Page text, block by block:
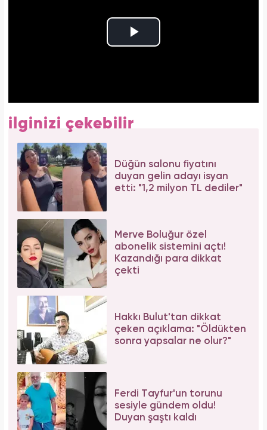
ilginizi çekebilir
Düğün salonu fiyatını
duyan gelin adayı isyan
etti: "1,2 milyon TL dediler"
Merve Boluğur özel
abonelik sistemini açtı!
Kazandığı para dikkat
çekti
Hakkı Bulut'tan dikkat
çeken açıklama: "Öldükten
sonra yapsalar ne olur?"
Ferdi Tayfur'un torunu
sesiyle gündem oldu!
Duyan şaştı kaldı